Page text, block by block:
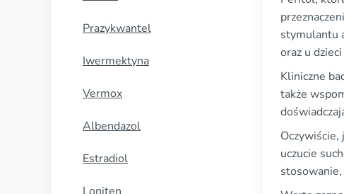
Prazykwantel
Iwermektyna
Vermox
Albendazol
Estradiol
stymulantu
oraz u
Kliniczne
także
uczucie